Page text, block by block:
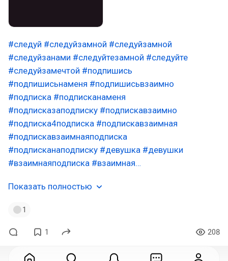
#следуй #следуйзамной #следуйзамной
#следуйзанами #следуйтезамной #следуйте
#следуйзамечтой #подпишись
#подпишисьнаменя #подпишисьвзаимно
#подписка #подписканаменя
#подписказаподписку #подпискавзаимно
#подписка4подписка #подпискавзаимная
#подпискавзаимнаяподписка
#подписканаподписку #девушка #девушки
#взаимнаяподписка #взаимная…
Показать полностью
1
1 208